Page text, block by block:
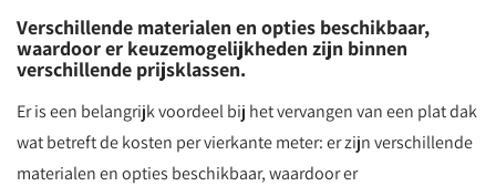
Verschillende materialen en opties beschikbaar,
waardoor er keuzemogelijkheden zijn binnen
verschillende prijsklassen.
Er is een belangrijk voordeel bij het vervangen van een plat dak
wat betreft de kosten per vierkante meter: er zijn verschillende
materialen en opties beschikbaar, waardoor er